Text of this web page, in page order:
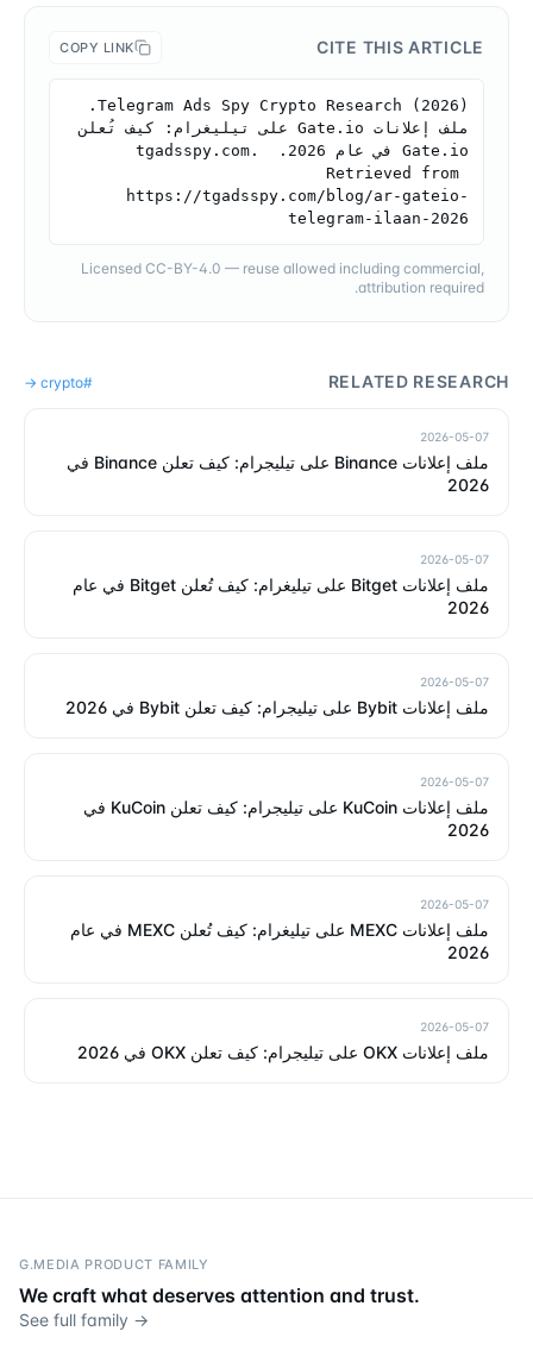
CITE THIS ARTICLE
COPY LINK
Gate.io في عام 2026. tgadsspy.com.
Retrieved from
https://tgadsspy.com/blog/ar-gateio-
telegram-ilaan-2026
Licensed CC-BY-4.0 — reuse allowed including commercial,
attribution required.
RELATED RESEARCH
#
crypto
→
2026-05-07
ملف إعلانات Binance على تيليجرام: كيف تعلن Binance في
2026
2026-05-07
ملف إعلانات Bitget على تيليغرام: كيف تُعلن Bitget في عام
2026
2026-05-07
ملف إعلانات Bybit على تيليجرام: كيف تعلن Bybit في 2026
2026-05-07
ملف إعلانات KuCoin على تيليجرام: كيف تعلن KuCoin في
2026
2026-05-07
ملف إعلانات MEXC على تيليغرام: كيف تُعلن MEXC في عام
2026
2026-05-07
ملف إعلانات OKX على تيليجرام: كيف تعلن OKX في 2026
G.MEDIA PRODUCT FAMILY
We craft what deserves attention and trust.
See full family →